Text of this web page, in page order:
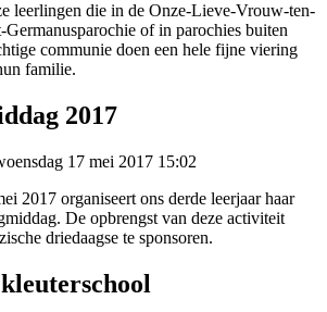
leerlingen die in de Onze-Lieve-Vrouw-ten-
Germanusparochie of in parochies buiten
communie doen een hele fijne viering
familie.
2017
17 mei 2017 15:02
2017 organiseert ons derde leerjaar haar
De opbrengst van deze activiteit
driedaagse te sponsoren.